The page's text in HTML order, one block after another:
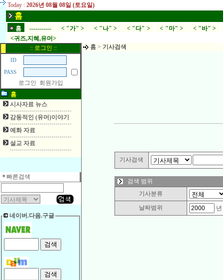
Today : 2026년 08월 08일 (토요일)
홈
홈 ----------- < "가" > < "나" > < "다" > < "마" > < "바" >
<귀즈,지혜,유머>
:: 로그인 ::
ID
PASS
로그인
회원가입
홈
시사자료 뉴스
감동적인 (유머)이야기
예화 자료
설교 자료
빠른검색
네이버.다음.구글
홈 > 기사검색
기사검색
검색 범위
기사분류
날짜범위